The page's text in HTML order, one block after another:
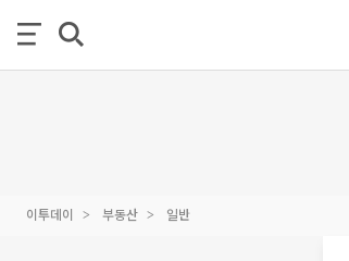
이투데이 부동산 일반